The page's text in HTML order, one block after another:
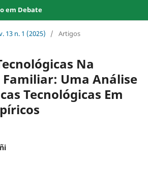
em Debate
13 n. 1 (2025) / Artigos
Na
Uma Análise
Tecnológicas Em